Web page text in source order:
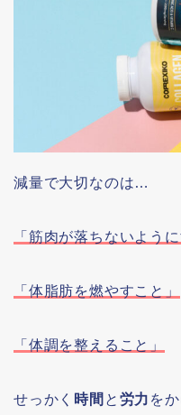
減量で大切なのは…
「筋肉が落ちないように
「体脂肪を燃やすこと」
「体調を整えること」
せっかく 時間 と 労力 を